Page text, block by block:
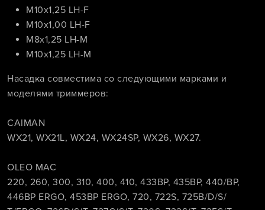
M10х1,25 LH-F
M10х1,00 LH-F
M8х1,25 LH-M
M10х1,25 LH-M
Насадка совместима со следующими марками и
моделями триммеров:
CAIMAN
WX21, WX21L, WX24, WX24SP, WX26, WX27.
OLEO MAC
220, 260, 300, 310, 400, 410, 433ВР, 435BР, 440/ВР,
446ВР ERGO, 453ВР ERGO, 720, 722S, 725B/D/S/